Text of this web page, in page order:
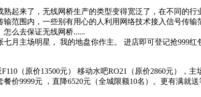
起来了，无线网桥生产的类型变得宽泛了，在不同的
范围内，一些别有用心的人利用网络技术接入信号传
么去保证无线网桥......
月主场明星， 我的地盘你作主。 进店即可登记抢999
（原价13500元） 移动水吧RO21（原价2860元），主
价9999元 ，直降6520元（全城限额10名）。更有满就